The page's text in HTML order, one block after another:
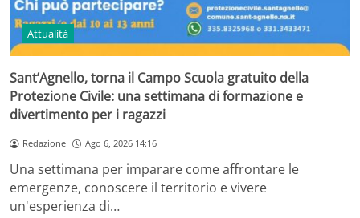
Attualità
Sant’Agnello, torna il Campo Scuola gratuito della
Protezione Civile: una settimana di formazione e
divertimento per i ragazzi
Redazione Ago 6, 2026 14:16
Una settimana per imparare come affrontare le
emergenze, conoscere il territorio e vivere
un'esperienza di…